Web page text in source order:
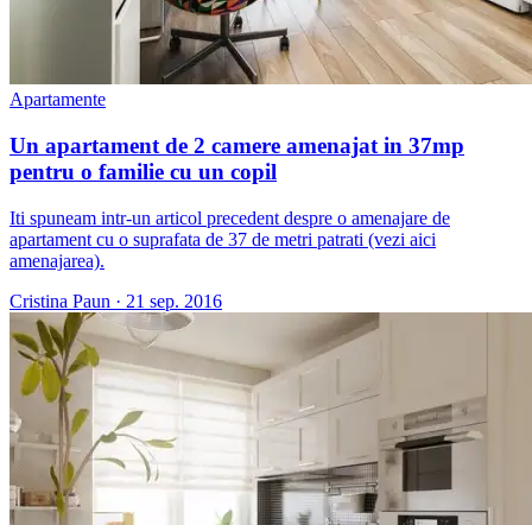
Apartamente
Un apartament de 2 camere amenajat in 37mp
pentru o familie cu un copil
Iti spuneam intr-un articol precedent despre o amenajare de
apartament cu o suprafata de 37 de metri patrati (vezi aici
amenajarea).
Cristina Paun · 21 sep. 2016